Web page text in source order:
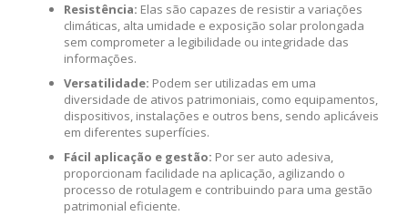
Resistência: Elas são capazes de resistir a variações
climáticas, alta umidade e exposição solar prolongada
sem comprometer a legibilidade ou integridade das
informações.
Versatilidade: Podem ser utilizadas em uma
diversidade de ativos patrimoniais, como equipamentos,
dispositivos, instalações e outros bens, sendo aplicáveis
em diferentes superfícies.
Fácil aplicação e gestão: Por ser auto adesiva,
proporcionam facilidade na aplicação, agilizando o
processo de rotulagem e contribuindo para uma gestão
patrimonial eficiente.